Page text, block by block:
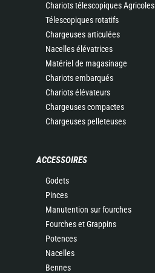
Chariots télescopiques Agricoles
Télescopiques rotatifs
Chargeuses articulées
Nacelles élévatrices
Matériel de magasinage
Chariots embarqués
Chariots élévateurs
Chargeuses compactes
Chargeuses pelleteuses
ACCESSOIRES
Godets
Pinces
Manutention sur fourches
Fourches et Grappins
Potences
Nacelles
Bennes